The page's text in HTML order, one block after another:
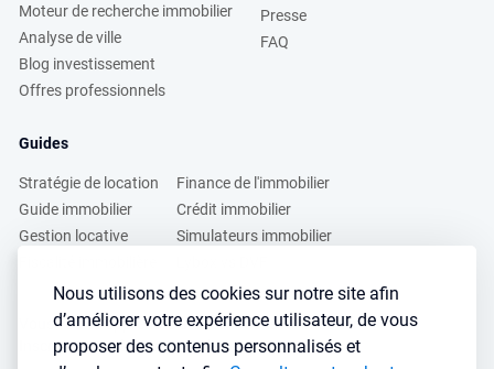
Nous utilisons des cookies sur notre site afin
d’améliorer votre expérience utilisateur, de vous
proposer des contenus personnalisés et
Moteur de recherche immobilier
Analyse de ville
Blog investissement
Offres professionnels
Presse
FAQ
Guides
Stratégie de location
Guide immobilier
Gestion locative
Finance de l'immobilier
Crédit immobilier
Simulateurs immobilier
Vous voulez apprendre à investir dans l’immobilier ?
Inscrivez vous à notre newsletter gratuite :